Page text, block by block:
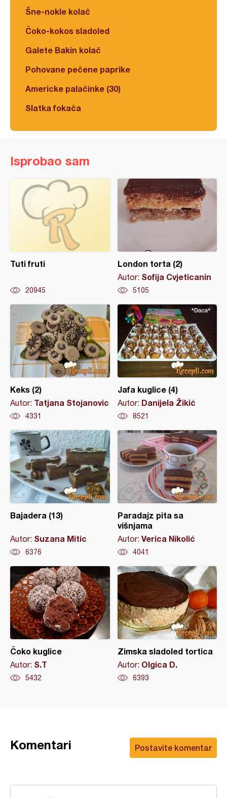
Šne-nokle kolač
Čoko-kokos sladoled
Galete Bakin kolač
Pohovane pečene paprike
Americke palačinke (30)
Slatka fokača
Isprobao sam
Tuti fruti
20945
London torta (2)
Autor: Sofija Cvjeticanin
5105
Keks (2)
Autor: Tatjana Stojanovic
4331
Jafa kuglice (4)
Autor: Danijela Žikić
8521
Bajadera (13)
Autor: Suzana Mitic
6376
Paradajz pita sa
višnjama
Autor: Verica Nikolić
4041
Čoko kuglice
Autor: S.T
5432
Zimska sladoled tortica
Autor: Olgica D.
6393
Postavite komentar
Komentari